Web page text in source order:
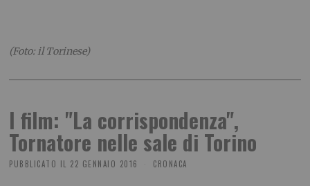
può fermare –
Animazione e avventura, regia di Walt
Becker. Quarto capitolo delle avventure dello scoiattolo
striato Alvin e dei suoi due fratellini Simon e Theodor. I tre